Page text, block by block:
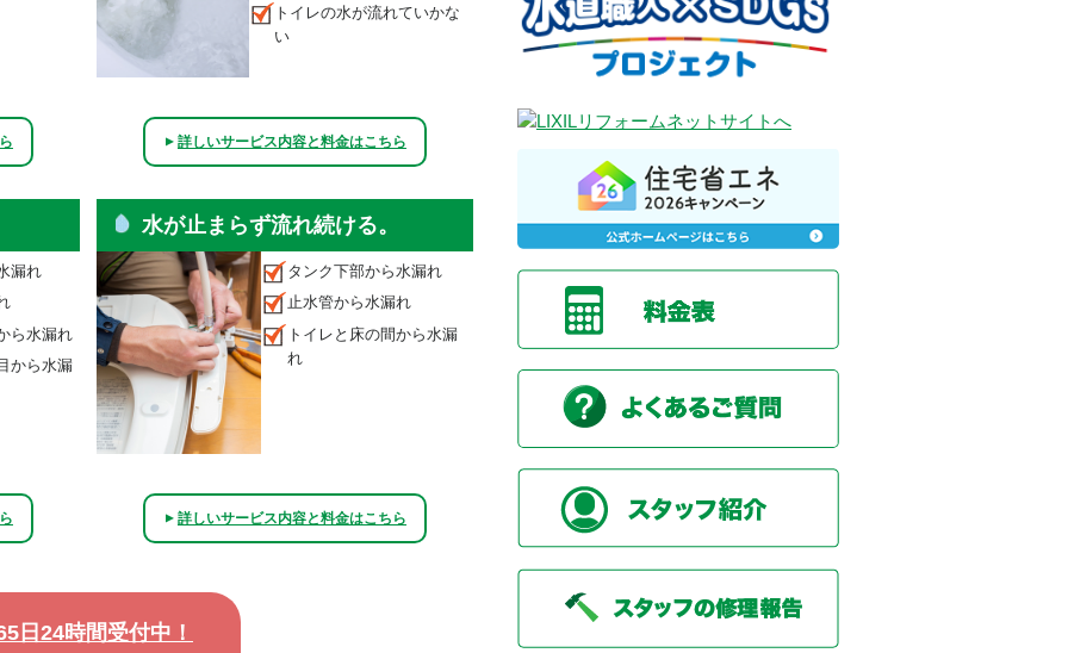
トイレの水が流れていかな
い
▲詳しいサービス内容と料金はこちら
漏れ
ら水漏れ
から水漏
水が止まらず流れ続ける。
タンク下部から水漏れ
止水管から水漏れ
トイレと床の間から水漏
れ
▲詳しいサービス内容と料金はこちら
日24時間受付中！